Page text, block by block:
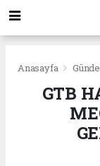
Anasayfa
GTB